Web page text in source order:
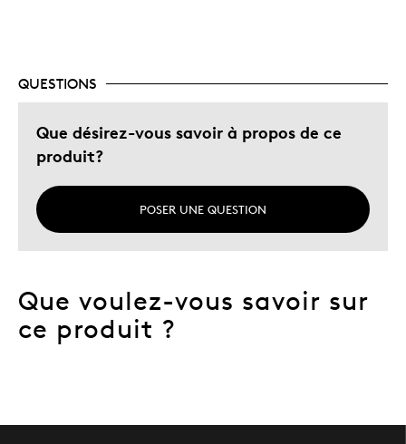
QUESTIONS
Que désirez-vous savoir à propos de ce
produit?
POSER UNE QUESTION
Que voulez-vous savoir sur
ce produit ?